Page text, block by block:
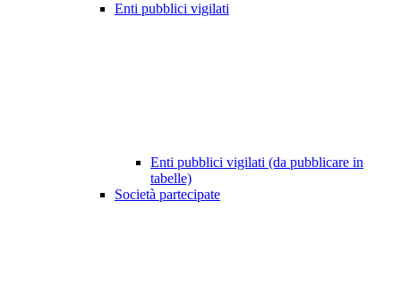
Enti pubblici vigilati
Enti pubblici vigilati (da pubblicare in
tabelle)
Società partecipate